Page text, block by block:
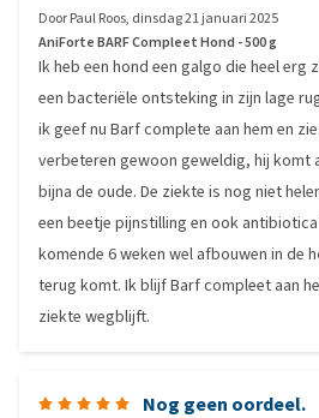
DoorPaul Roos, dinsdag 21 januari 2025
AniForte BARF Compleet Hond - 500 g
Ik heb een hond een galgo die heel erg
een bacteriële ontsteking in zijn lage
ik geef nu Barf complete aan hem en
verbeteren gewoon geweldig, hij komt
bijna de oude. De ziekte is nog niet
een beetje pijnstilling en ook
komende 6 weken wel afbouwen in de
terug komt. Ik blijf Barf compleet aan
ziekte wegblijft.
Nog geen oordeel.